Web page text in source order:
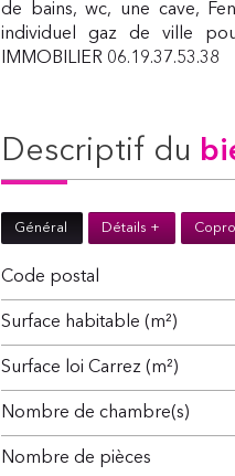
de bains, wc, une cave,
individuel gaz de ville
IMMOBILIER 06.19.37.53.38
descriptif du
Général Détails +
Code postal
Surface habitable (m²)
Surface loi Carrez (m²)
Nombre de chambre(s)
Nombre de pièces